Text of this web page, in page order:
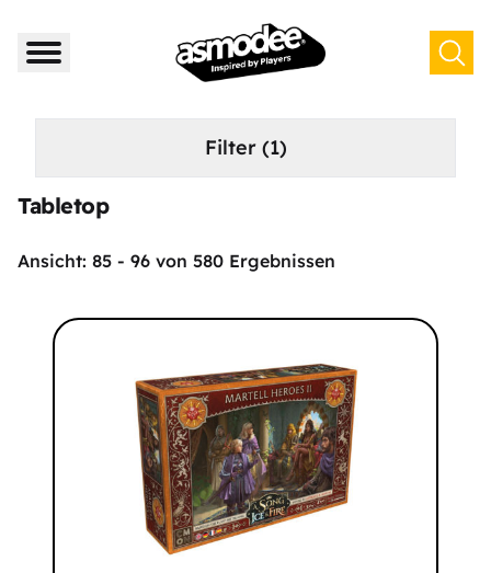
Filter (1)
Tabletop
Ansicht: 85 - 96 von 580 Ergebnissen